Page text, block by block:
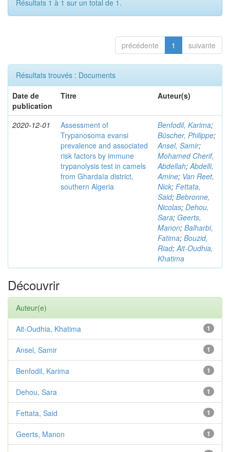
Résultats 1 à 1 sur un total de 1.
précédente 1 suivante
Résultats trouvés : Documents
Date de
publication
Titre Auteur(s)
2020-12-01
Assessment of
Trypanosoma evansi
prevalence and associated
risk factors by immune
trypanolysis test in camels
from Ghardaïa district,
southern Algeria
Benfodil, Karima;
Büscher, Philippe;
Ansel, Samir;
Mohamed Cherif,
Abdellah;Abdelli,
Amine; Van Reet,
Nick; Fettata,
Said; Bebronne,
Nicolas; Dehou,
Sara; Geerts,
Manon; Balharbi,
Fatima; Bouzid,
Riad;Ait-Oudhia,
Khatima
Découvrir
Auteur(e)
1
Ait-Oudhia, Khatima
1
Ansel, Samir
1
Benfodil, Karima
1
Dehou, Sara
1
Fettata, Said
1
Geerts, Manon